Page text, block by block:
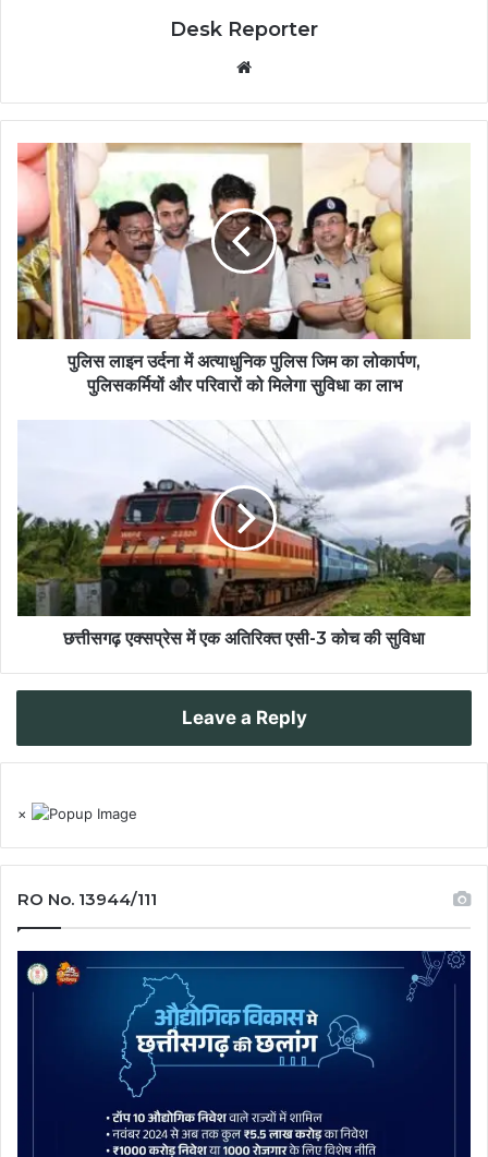
Desk Reporter
पुलिस लाइन उर्दना में अत्याधुनिक पुलिस जिम का लोकार्पण,
पुलिसकर्मियों और परिवारों को मिलेगा सुविधा का लाभ
छत्तीसगढ़ एक्सप्रेस में एक अतिरिक्त एसी-3 कोच की सुविधा
Leave a Reply
×
RO No. 13944/111